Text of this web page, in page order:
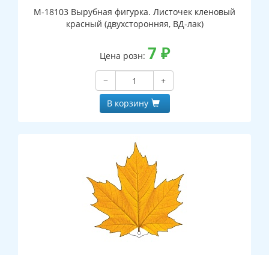
М-18103 Вырубная фигурка. Листочек кленовый
красный (двухсторонняя, ВД-лак)
Цена розн: 7 ₽
−
+
В корзину